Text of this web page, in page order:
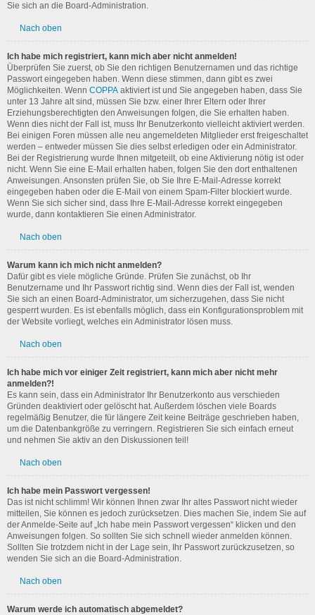
Sie sich an die Board-Administration.
Nach oben
Ich habe mich registriert, kann mich aber nicht anmelden!
Überprüfen Sie zuerst, ob Sie den richtigen Benutzernamen und das richtige
Passwort eingegeben haben. Wenn diese stimmen, dann gibt es zwei
Möglichkeiten. Wenn COPPA aktiviert ist und Sie angegeben haben, dass Sie
unter 13 Jahre alt sind, müssen Sie bzw. einer Ihrer Eltern oder Ihrer
Erziehungsberechtigten den Anweisungen folgen, die Sie erhalten haben.
Wenn dies nicht der Fall ist, muss Ihr Benutzerkonto vielleicht aktiviert werden.
Bei einigen Foren müssen alle neu angemeldeten Mitglieder erst freigeschaltet
werden – entweder müssen Sie dies selbst erledigen oder ein Administrator.
Bei der Registrierung wurde Ihnen mitgeteilt, ob eine Aktivierung nötig ist oder
nicht. Wenn Sie eine E-Mail erhalten haben, folgen Sie den dort enthaltenen
Anweisungen. Ansonsten prüfen Sie, ob Sie Ihre E-Mail-Adresse korrekt
eingegeben haben oder die E-Mail von einem Spam-Filter blockiert wurde.
Wenn Sie sich sicher sind, dass Ihre E-Mail-Adresse korrekt eingegeben
wurde, dann kontaktieren Sie einen Administrator.
Nach oben
Warum kann ich mich nicht anmelden?
Dafür gibt es viele mögliche Gründe. Prüfen Sie zunächst, ob Ihr
Benutzername und Ihr Passwort richtig sind. Wenn dies der Fall ist, wenden
Sie sich an einen Board-Administrator, um sicherzugehen, dass Sie nicht
gesperrt wurden. Es ist ebenfalls möglich, dass ein Konfigurationsproblem mit
der Website vorliegt, welches ein Administrator lösen muss.
Nach oben
Ich habe mich vor einiger Zeit registriert, kann mich aber nicht mehr
anmelden?!
Es kann sein, dass ein Administrator Ihr Benutzerkonto aus verschieden
Gründen deaktiviert oder gelöscht hat. Außerdem löschen viele Boards
regelmäßig Benutzer, die für längere Zeit keine Beiträge geschrieben haben,
um die Datenbankgröße zu verringern. Registrieren Sie sich einfach erneut
und nehmen Sie aktiv an den Diskussionen teil!
Nach oben
Ich habe mein Passwort vergessen!
Das ist nicht schlimm! Wir können Ihnen zwar Ihr altes Passwort nicht wieder
mitteilen, Sie können es jedoch zurücksetzen. Dies machen Sie, indem Sie auf
der Anmelde-Seite auf „Ich habe mein Passwort vergessen“ klicken und den
Anweisungen folgen. So sollten Sie sich schnell wieder anmelden können.
Sollten Sie trotzdem nicht in der Lage sein, Ihr Passwort zurückzusetzen, so
wenden Sie sich an die Board-Administration.
Nach oben
Warum werde ich automatisch abgemeldet?